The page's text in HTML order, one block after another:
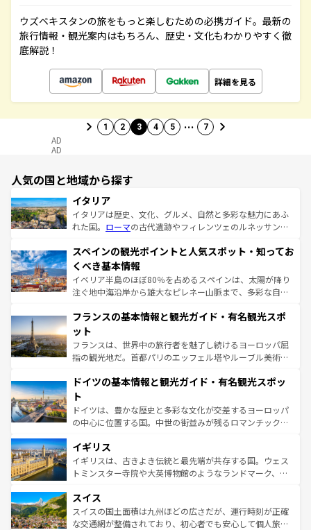
ウズベキスタンの旅をもっと楽しむための必携ガイド。最新の
旅行情報・観光案内はもちろん、歴史・文化もわかりやすく徹
底解説！
詳細を見る
1 2 3 4 5 … 7
AD
AD
人気の国と地域から探す
イタリア
イタリアは歴史、文化、グルメ、自然と多彩な魅力にあふ
れた国。 ローマの古代遺跡やフィレンツェのルネッサンス
ろん、トスカーナの美しい田園風景やアマルフィ海岸の絶
景など、自然景観も見逃せない。観光の合間には、本場の
ピザやパスタなど、絶品のイタリア料理を堪能することも
できる。朝目覚めてから夜眠るまで、すべての瞬間を楽し
なお、新着のイタリア情報はコンテンツ一覧を参照してほ
しい。
スペインの観光ポイントと人気スポット・知ってお
くべき基本情報
イベリア半島のほぼ80％を占めるスペインは、太陽が降り
注ぐ地中海沿岸から雄大なピレネー山脈まで、多彩な自然
文化が根付くこの国では、情熱的なフラメンコ、熱気あふ
れる闘牛、そして美味しいタパスが生活の一部となってい
る。首都マドリードの洗練された雰囲気や、バルセロナの
アートに溢れた街角から、地方では古代ローマ遺跡や中世
せる。地方によって風土や気候が異なるスペインはその個
ンテンツ一覧 を参照してほしい。
フランスの基本情報と観光ガイド・有名観光スポ
ット
フランスは、世界中の旅行者を魅了し続けるヨーロッパ屈
指の観光地だ。首都パリのエッフェル塔やルーブル美術館
で、幅広い魅力が詰まっている。華麗な宮殿、歴史的な大
聖堂、美しいビーチ、そして豊かな自然が、訪れる者を心
から魅了する。また、フランスは美食の国としても知ら
れ、フランス料理はユネスコ無形文化遺産にも登録されて
香り高いラベンダー畑など、多彩な楽しみ方が可能だ。さ
らに、パリ以外の地域にも魅力が溢れており、どの街角に
も豊かな歴史と文化が息づいている。パリ以外の個性あふ
を参照してほしい。
ドイツの基本情報と観光ガイド・有名観光スポッ
ト
ドイツは、豊かな歴史と多彩な文化が交差するヨーロッパ
の中心に位置する国。中世の街並みが残るロマンチック街
顔を持つこの国は、どこを歩いても飽きることがない。ベ
ルリンの文化的活気、バイエルン州のアルプスの絶景、そ
してライン川沿いのワイン畑といった風景は必見。ビール
は、お酒好きな人にはぜひ体験してほしい。 なお、新着の
ドイツ情報はコンテンツ一覧を参照してほしい。
イギリス
イギリスは、古きよき伝統と最先端が共存する国。ウェス
トミンスター寺院や大英博物館のようなランドマーク、歴
リアごとに異なる魅力がある。また、優雅なアフタヌーン
ティー、ビール好きにはたまらない英国パブ、サッカー観
戦など、本場だからこそできる体験も豊富。イギリスを旅
スイス
スイスの国土面積は九州ほどの広さだが、運行時刻が正確
な交通網が整備されており、初心者でも安心して個人旅行